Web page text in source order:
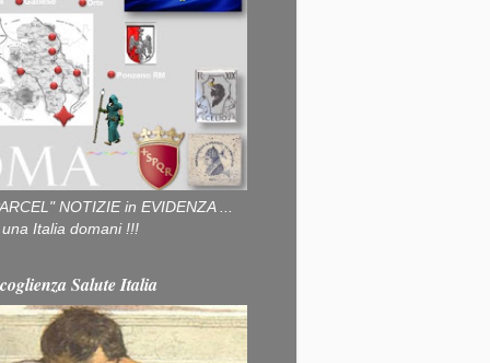
NOTIZIE in EVIDENZA ...
Italia domani !!!
Salute Italia